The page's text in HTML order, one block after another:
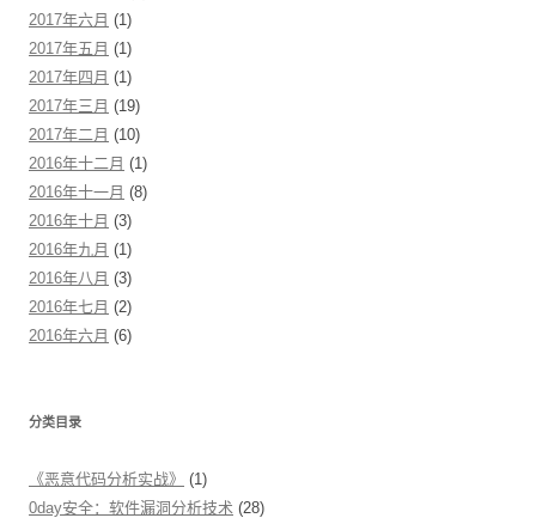
2017年六月 (1)
2017年五月 (1)
2017年四月 (1)
2017年三月 (19)
2017年二月 (10)
2016年十二月 (1)
2016年十一月 (8)
2016年十月 (3)
2016年九月 (1)
2016年八月 (3)
2016年七月 (2)
2016年六月 (6)
分类目录
《恶意代码分析实战》
(1)
0day安全：软件漏洞分析技术 (28)